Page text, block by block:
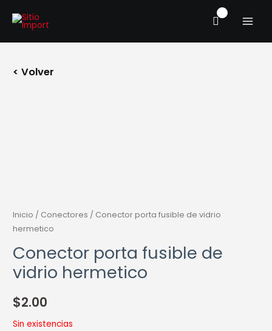
< Volver
Inicio / Conectores / Conector porta fusible de vidrio
hermetico
Conector porta fusible de
vidrio hermetico
$2.00
Sin existencias